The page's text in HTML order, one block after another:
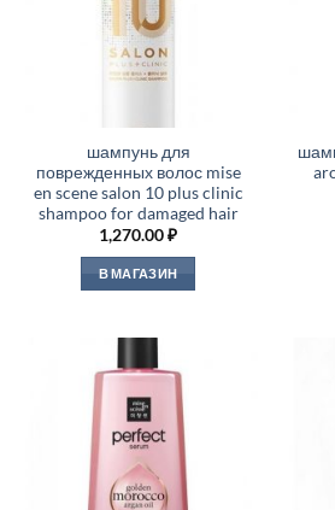
шампунь для
поврежденных волос mise
en scene salon 10 plus clinic
shampoo for damaged hair
1,270.00₽
В МАГАЗИН